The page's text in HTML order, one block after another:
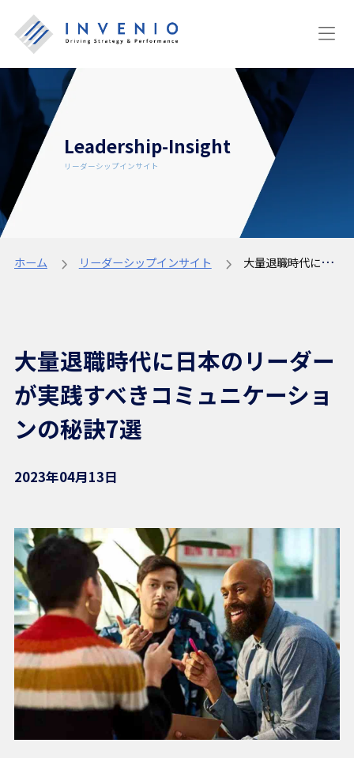
Leadership-Insight
リーダーシップインサイト
ホーム リーダーシップインサイト 大量退職時代に日本のリーダーが実践すべきコミュニケーションの秘訣7選
大量退職時代に日本のリーダー
が実践すべきコミュニケーショ
ンの秘訣7選
2023年04月13日